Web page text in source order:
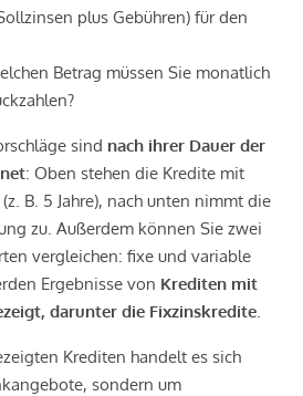
plus Gebühren) für den
Betrag müssen Sie monatlich
sind nach ihrer Dauer der
: Oben stehen die Kredite mit
B. 5 Jahre), nach unten nimmt die
zu. Außerdem können Sie zwei
vergleichen: fixe und variable
Ergebnisse von Krediten mit
darunter die Fixzinskredite
Krediten handelt es sich
sondern um